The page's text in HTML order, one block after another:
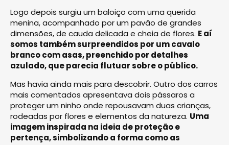
Logo depois surgiu um baloiço com uma querida
menina, acompanhado por um pavão de grandes
dimensões, de cauda delicada e cheia de flores. E aí
somos também surpreendidos por um cavalo
branco com asas, preenchido por detalhes
azulado, que parecia flutuar sobre o público.
Mas havia ainda mais para descobrir. Outro dos carros
mais comentados apresentava dois pássaros a
proteger um ninho onde repousavam duas crianças,
rodeadas por flores e elementos da natureza. Uma
imagem inspirada na ideia de proteção e
pertença, simbolizando a forma como as